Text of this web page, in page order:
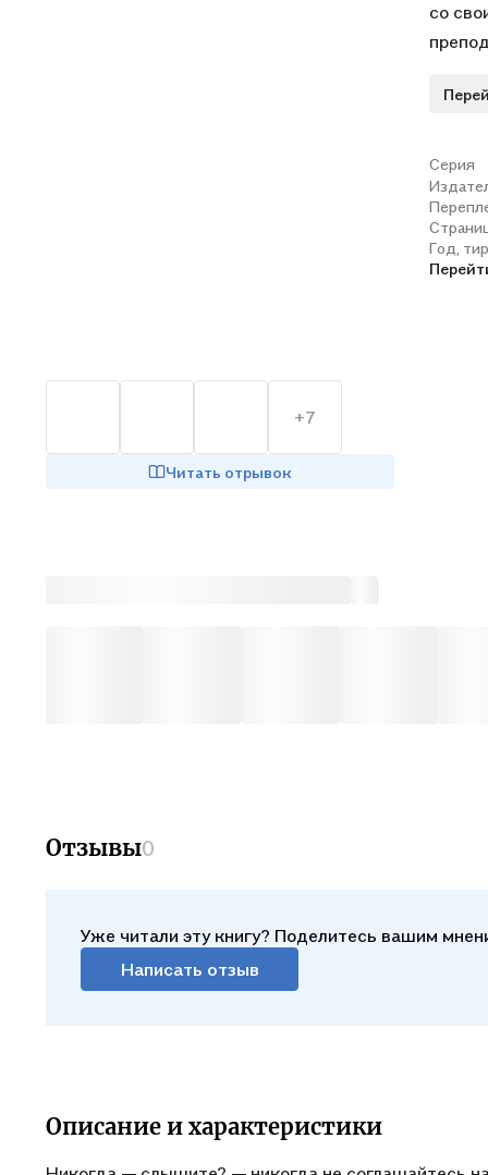
+7
Читать отрывок
со
Пять
Серия
Год,
Отзывы0
Уже читали эту книгу? Поделитесь вашим
Написать отзыв
Описание и характеристики